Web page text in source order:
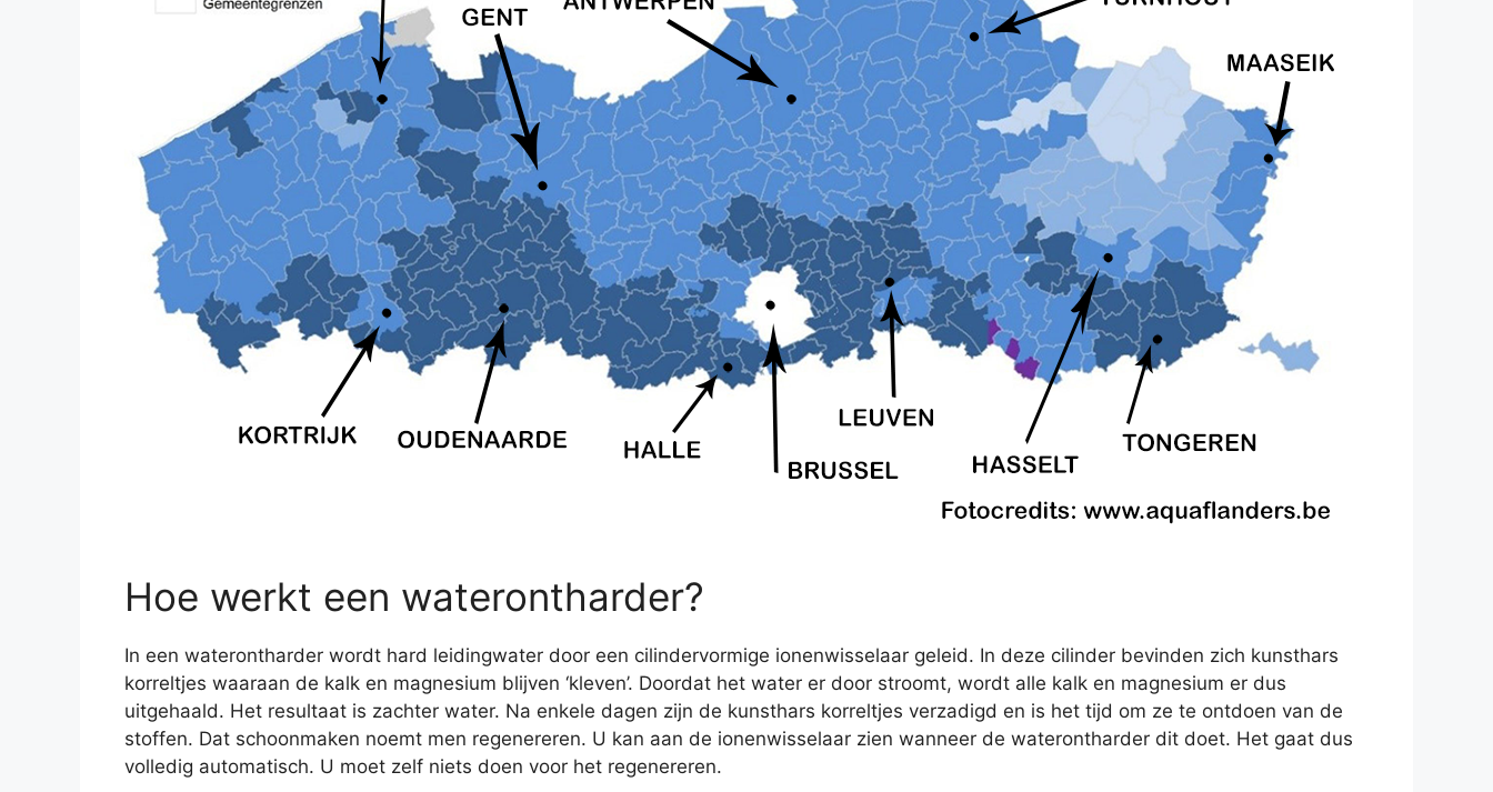
Hoe werkt een waterontharder?
In een waterontharder wordt hard leidingwater door een cilindervormige ionenwisselaar geleid. In deze cilinder bevinden zich kunsthars
korreltjes waaraan de kalk en magnesium blijven ‘kleven’. Doordat het water er door stroomt, wordt alle kalk en magnesium er dus
uitgehaald. Het resultaat is zachter water. Na enkele dagen zijn de kunsthars korreltjes verzadigd en is het tijd om ze te ontdoen van de
stoffen. Dat schoonmaken noemt men regenereren. U kan aan de ionenwisselaar zien wanneer de waterontharder dit doet. Het gaat dus
volledig automatisch. U moet zelf niets doen voor het regenereren.